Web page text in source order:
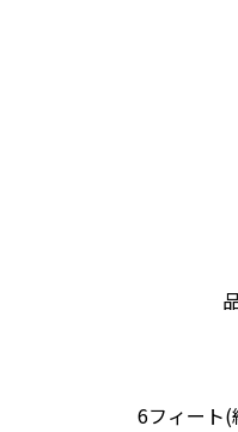
6フィート(